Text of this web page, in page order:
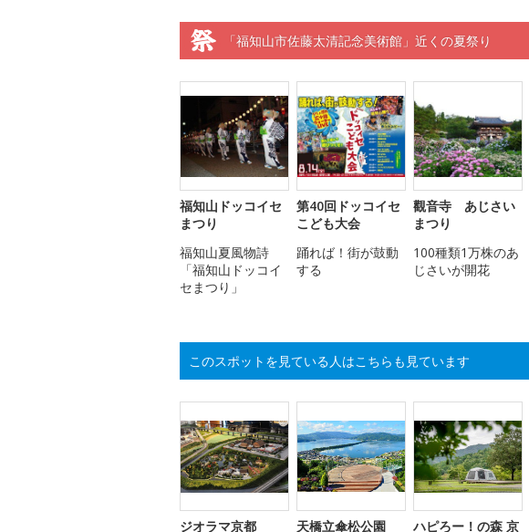
「福知山市佐藤太清記念美術館」近くの夏祭り
福知山ドッコイセ
まつり
福知山夏風物詩
「福知山ドッコイ
セまつり」
第40回ドッコイセ
こども大会
踊れば！街が鼓動
する
觀音寺 あじさい
まつり
100種類1万株のあ
じさいが開花
このスポットを見ている人はこちらも見ています
ジオラマ京都 天橋立傘松公園 ハピろー！の森 京